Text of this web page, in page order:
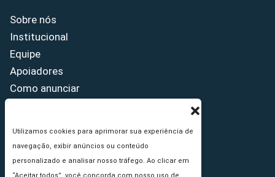
Utilizamos cookies para aprimorar sua experiência de
navegação, exibir anúncios ou conteúdo
personalizado e analisar nosso tráfego. Ao clicar em
Sobre nós
Institucional
Equipe
Apoiadores
Como anunciar
Princípios Editoriais